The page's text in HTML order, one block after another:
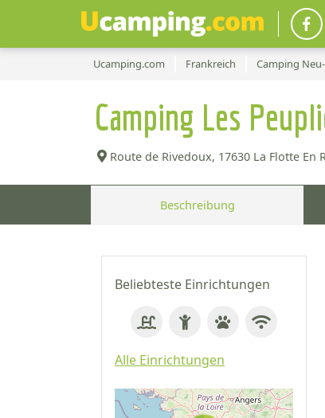
Ucamping.com Frankreich Camping
Camping Les
Route de Rivedoux, 17630 La Flotte En
Beschreibung
Beliebteste Einrichtungen
Alle Einrichtungen